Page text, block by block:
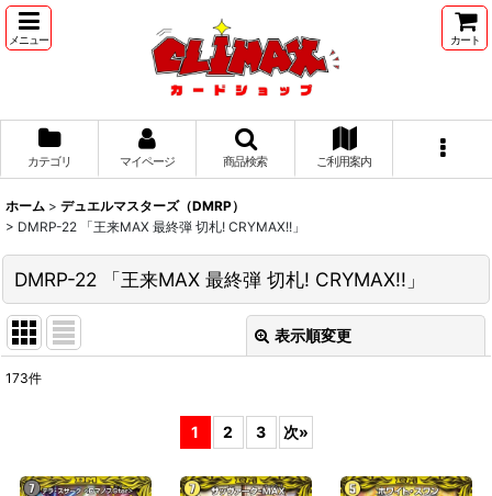
メニュー カート
カテゴリ マイページ 商品検索 ご利用案内
ホーム > デュエルマスターズ（DMRP）
> DMRP-22 「王来MAX 最終弾 切札! CRYMAX!!」
DMRP-22 「王来MAX 最終弾 切札! CRYMAX!!」
表示順変更
173件
1 2 3 次»